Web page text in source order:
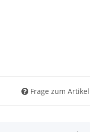
Frage zum Artikel